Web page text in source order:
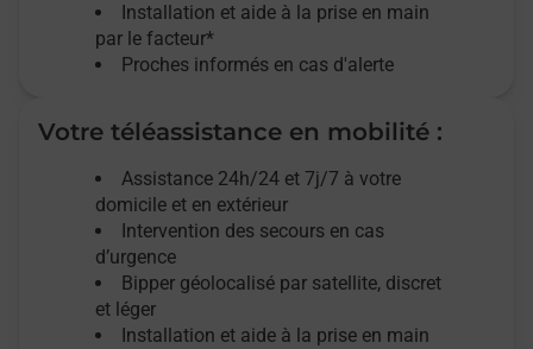
Installation et aide à la prise en main
par le facteur*
Proches informés en cas d'alerte
Votre téléassistance en mobilité :
Assistance 24h/24 et 7j/7 à votre
domicile et en extérieur
Intervention des secours en cas
d’urgence
Bipper géolocalisé par satellite, discret
et léger
Installation et aide à la prise en main